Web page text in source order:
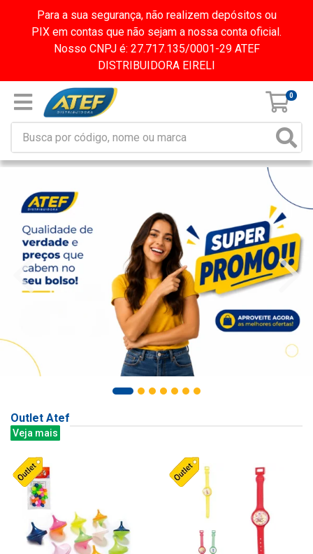
Para a sua segurança, não realizem depósitos ou
PIX em contas que não sejam a nossa conta oficial.
Nosso CNPJ é: 27.717.135/0001-29 ATEF
DISTRIBUIDORA EIRELI
0
Outlet Atef
Veja mais